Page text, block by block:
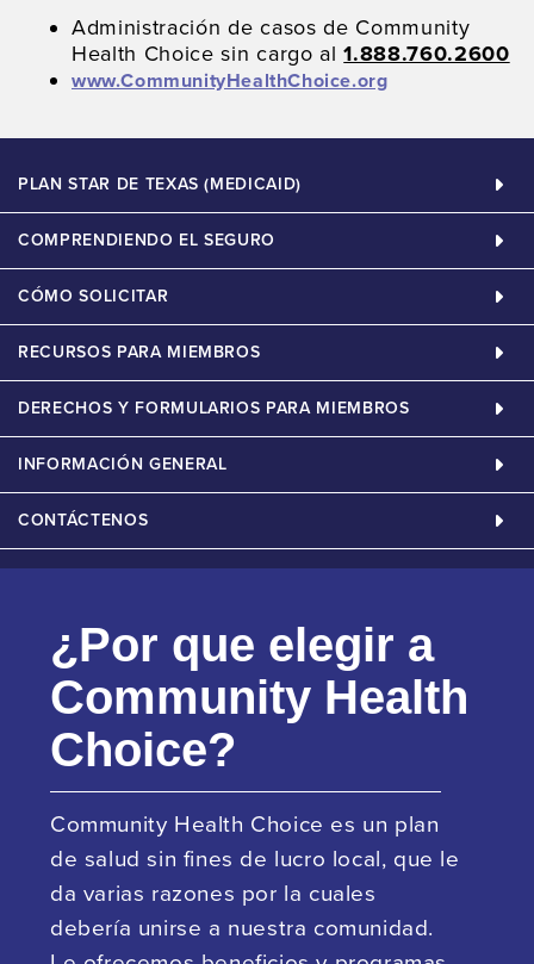
Administración de casos de Community
Health Choice sin cargo al1.888.760.2600
www.CommunityHealthChoice.org
PLAN STAR DE TEXAS (MEDICAID)
COMPRENDIENDO EL SEGURO
CÓMO SOLICITAR
RECURSOS PARA MIEMBROS
DERECHOS Y FORMULARIOS PARA MIEMBROS
INFORMACIÓN GENERAL
CONTÁCTENOS
¿Por que elegir a
Community Health
Choice?
Community Health Choice es un plan
de salud sin fines de lucro local, que le
da varias razones por la cuales
debería unirse a nuestra comunidad.